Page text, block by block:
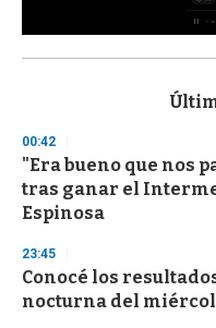
s
d
s
o
f
3
s
e
c
o
00:42
"Era bueno que nos
tras ganar el
Espinosa
23:45
Conocé los
nocturna del